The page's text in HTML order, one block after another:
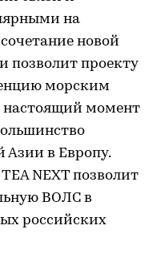
на
новой
позволит проекту
морским
настоящий момент
Азии в Европу.
NEXT позволит
ВОЛС в
российских